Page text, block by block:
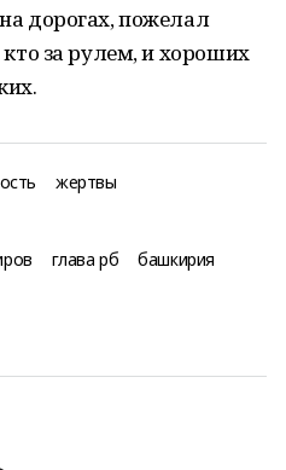
дорогах, пожелал
кто за рулем, и хороших
жертвы
глава рб башкирия